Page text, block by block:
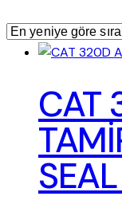
CAT